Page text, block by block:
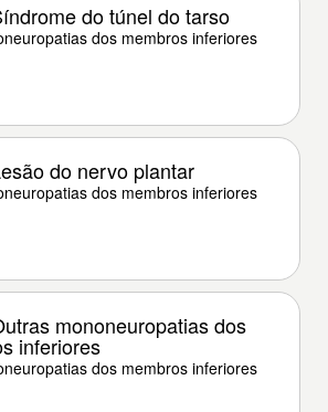
do túnel do tarso
dos membros inferiores
do nervo plantar
dos membros inferiores
mononeuropatias dos
inferiores
dos membros inferiores